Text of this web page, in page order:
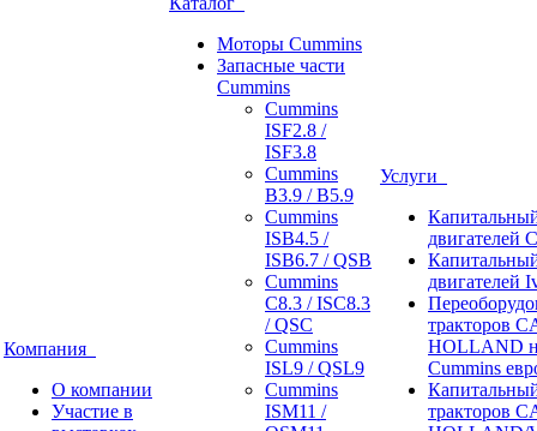
Компания
О компании
Участие в
Моторы Cummins
Запасные части
Cummins
Cummins
ISF2.8 /
ISF3.8
Cummins
B3.9 / B5.9
Cummins
ISB4.5 /
ISB6.7 / QSB
Cummins
C8.3 / ISC8.3
/ QSC
Cummins
ISL9 / QSL9
Cummins
ISM11 /
Услуги
двигателей
двигателей
тракторов
HOLLAND
Cummins
тракторов